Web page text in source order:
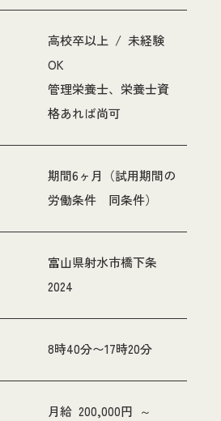
高校卒以上 / 未経験
OK
管理栄養士、栄養士資
格あれば尚可
期間6ヶ月（試用期間の
労働条件 同条件）
富山県射水市橋下条
2024
8時40分〜17時20分
月給 200,000円 ～